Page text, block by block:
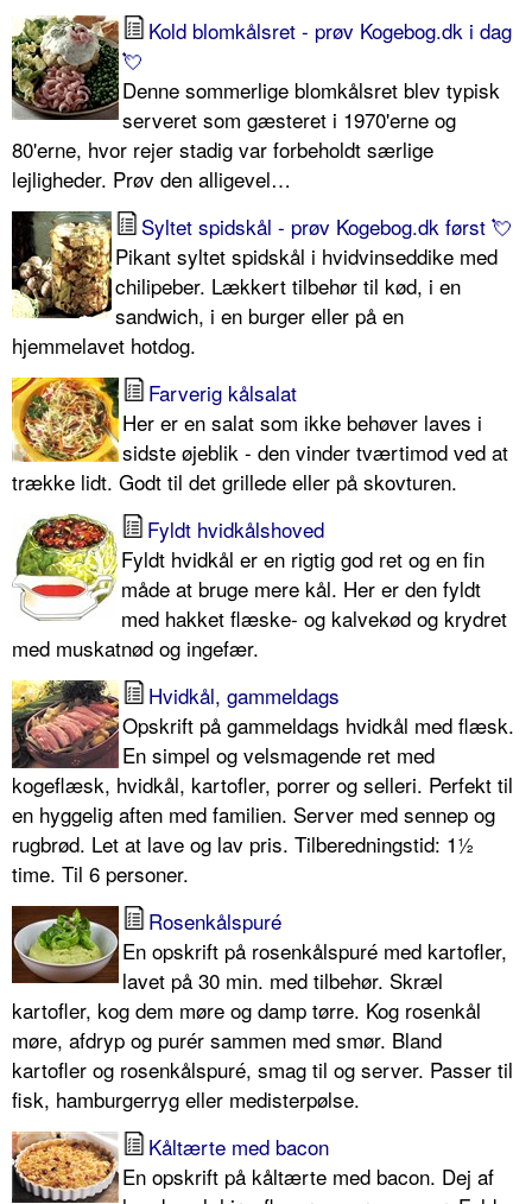
Kold blomkålsret - prøv Kogebog.dk i dag
💘
Denne sommerlige blomkålsret blev typisk
serveret som gæsteret i 1970'erne og
80'erne, hvor rejer stadig var forbeholdt særlige
lejligheder. Prøv den alligevel…
Syltet spidskål - prøv Kogebog.dk først 💘
Pikant syltet spidskål i hvidvinseddike med
chilipeber. Lækkert tilbehør til kød, i en
sandwich, i en burger eller på en
hjemmelavet hotdog.
Farverig kålsalat
Her er en salat som ikke behøver laves i
sidste øjeblik - den vinder tværtimod ved at
trække lidt. Godt til det grillede eller på skovturen.
Fyldt hvidkålshoved
Fyldt hvidkål er en rigtig god ret og en fin
måde at bruge mere kål. Her er den fyldt
med hakket flæske- og kalvekød og krydret
med muskatnød og ingefær.
Hvidkål, gammeldags
Opskrift på gammeldags hvidkål med flæsk.
En simpel og velsmagende ret med
kogeflæsk, hvidkål, kartofler, porrer og selleri. Perfekt til
en hyggelig aften med familien. Server med sennep og
rugbrød. Let at lave og lav pris. Tilberedningstid: 1½
time. Til 6 personer.
Rosenkålspuré
En opskrift på rosenkålspuré med kartofler,
lavet på 30 min. med tilbehør. Skræl
kartofler, kog dem møre og damp tørre. Kog rosenkål
møre, afdryp og purér sammen med smør. Bland
kartofler og rosenkålspuré, smag til og server. Passer til
fisk, hamburgerryg eller medisterpølse.
Kåltærte med bacon
En opskrift på kåltærte med bacon. Dej af